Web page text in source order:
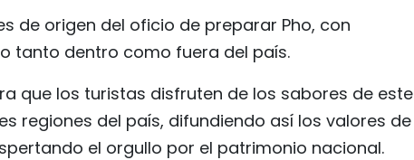
de origen del oficio de preparar Pho, con
tanto dentro como fuera del país.
que los turistas disfruten de los sabores de este
regiones del país, difundiendo así los valores de
el orgullo por el patrimonio nacional.